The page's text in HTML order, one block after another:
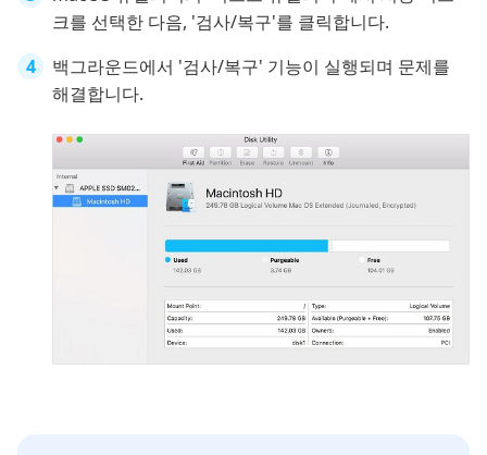
크를 선택한 다음, '검사/복구'를 클릭합니다.
백그라운드에서 '검사/복구' 기능이 실행되며 문제를
해결합니다.